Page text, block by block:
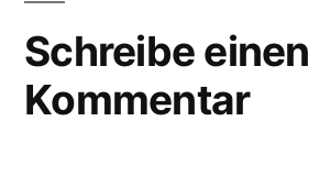
Schreibe einen
Kommentar